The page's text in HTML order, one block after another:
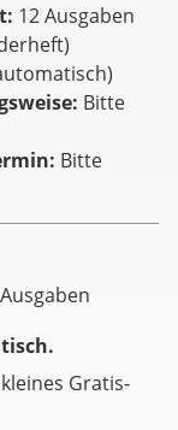
12 Ausgaben
Bitte
Bitte
Gratis-